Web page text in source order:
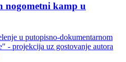
nogometni kamp u